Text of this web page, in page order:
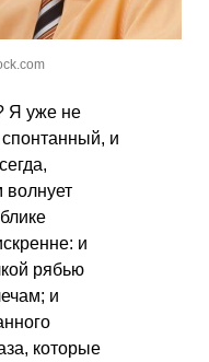
Я уже не
и
и
рябью
и
которые